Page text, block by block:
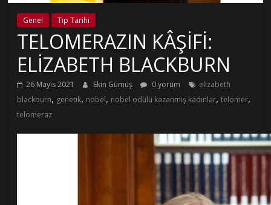
Genel Tıp Tarihi
TELOMERAZIN KÂŞİFİ:
ELİZABETH BLACKBURN
26 Mayıs 2021 Ekin Gümüş 0 yorum
elizabeth
blackburn, genetik, nobel, nobel ödülü kazanmış kadınlar,telomer,
telomeraz